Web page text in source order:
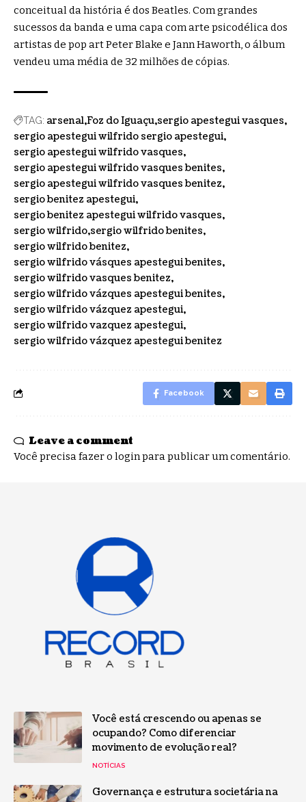
conceitual da história é dos Beatles. Com grandes
sucessos da banda e uma capa com arte psicodélica dos
artistas de pop art Peter Blake e Jann Haworth, o álbum
vendeu uma média de 32 milhões de cópias.
TAG: arsenal Foz do Iguaçu sergio apestegui vasques
sergio apestegui wilfrido sergio apestegui
sergio apestegui wilfrido vasques
sergio apestegui wilfrido vasques benites
sergio apestegui wilfrido vasques benitez
sergio benitez apestegui
sergio benitez apestegui wilfrido vasques
sergio wilfrido sergio wilfrido benites
sergio wilfrido benitez
sergio wilfrido vásques apestegui benites
sergio wilfrido vasques benitez
sergio wilfrido vázques apestegui benites
sergio wilfrido vázquez apestegui
sergio wilfrido vazquez apestegui
sergio wilfrido vázquez apestegui benitez
Facebook
Leave a comment
Você precisa fazer o loginpara publicar um comentário.
Você está crescendo ou apenas se
ocupando? Como diferenciar
movimento de evolução real?
NOTÍCIAS
Governança e estrutura societária na